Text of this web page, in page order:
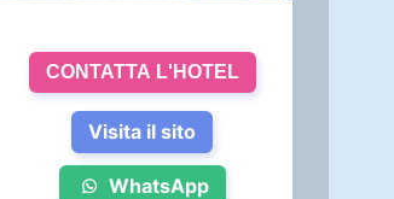
CONTATTA L'HOTEL
Visita il sito
WhatsApp